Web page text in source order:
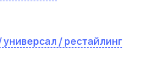
/ рестайлинг